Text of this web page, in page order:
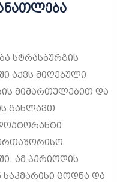
სტრასბურგის
აქვს მიღებული
მიმართულებით და
გახლავთ
ამ პერიოდის
საკმარისი ცოდნა და